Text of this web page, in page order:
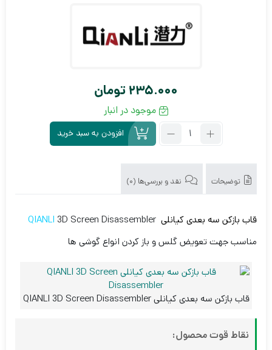
235.000 تومان
موجود در انبار
تعداد:
بعدی
3D
Screen
Disassembler
افزودن به سبد خرید
توضیحات نقد و بررسی‌ها (0)
قاب بازکن سه بعدی کیانلی
مناسب جهت تعویض گلس و باز کردن انواع گوشی ها
قاب بازکن سه بعدی کیانلی QIANLI 3D Screen Disassembler
نقاط قوت محصول: